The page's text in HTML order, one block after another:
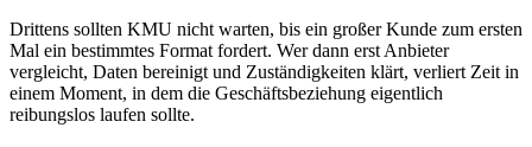
Drittens sollten KMU nicht warten, bis ein großer Kunde zum ersten
Mal ein bestimmtes Format fordert. Wer dann erst Anbieter
vergleicht, Daten bereinigt und Zuständigkeiten klärt, verliert Zeit in
einem Moment, in dem die Geschäftsbeziehung eigentlich
reibungslos laufen sollte.